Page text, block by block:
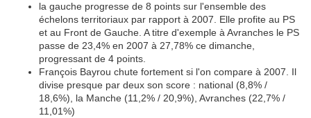
la gauche progresse de 8 points sur l'ensemble des
échelons territoriaux par rapport à 2007. Elle profite au PS
et au Front de Gauche. A titre d'exemple à Avranches le PS
passe de 23,4% en 2007 à 27,78% ce dimanche,
progressant de 4 points.
François Bayrou chute fortement si l'on compare à 2007. Il
divise presque par deux son score : national (8,8% /
18,6%), la Manche (11,2% / 20,9%), Avranches (22,7% /
11,01%)